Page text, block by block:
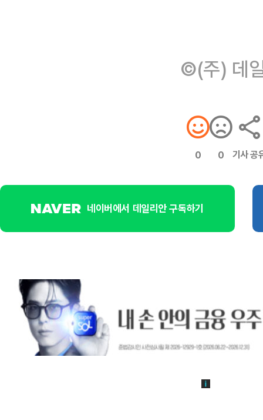
©(주) 데
0 0 기사 공
네이버에서 데일리안 구독하기